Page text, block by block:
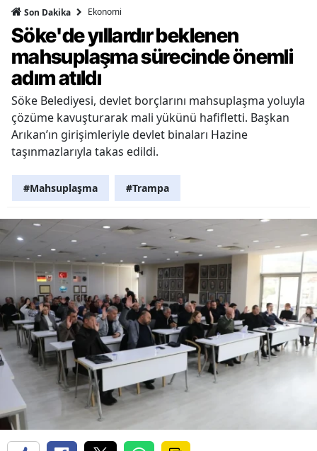
Son Dakika Ekonomi
Söke'de yıllardır beklenen
mahsuplaşma sürecinde önemli
adım atıldı
Söke Belediyesi, devlet borçlarını mahsuplaşma yoluyla
çözüme kavuşturarak mali yükünü hafifletti. Başkan
Arıkan’ın girişimleriyle devlet binaları Hazine
taşınmazlarıyla takas edildi.
#Mahsuplaşma #Trampa